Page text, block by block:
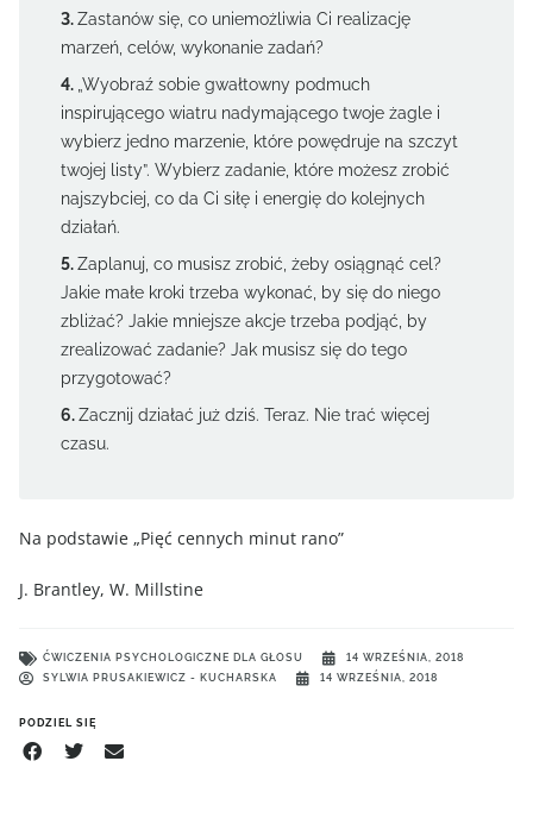
Zastanów się, co uniemożliwia Ci realizację
marzeń, celów, wykonanie zadań?
„Wyobraź sobie gwałtowny podmuch
inspirującego wiatru nadymającego twoje żagle i
wybierz jedno marzenie, które powędruje na szczyt
twojej listy”. Wybierz zadanie, które możesz zrobić
najszybciej, co da Ci siłę i energię do kolejnych
działań.
Zaplanuj, co musisz zrobić, żeby osiągnąć cel?
Jakie małe kroki trzeba wykonać, by się do niego
zbliżać? Jakie mniejsze akcje trzeba podjąć, by
zrealizować zadanie? Jak musisz się do tego
przygotować?
Zacznij działać już dziś. Teraz. Nie trać więcej
czasu.
Na podstawie „Pięć cennych minut rano”
J. Brantley, W. Millstine
ĆWICZENIA PSYCHOLOGICZNE DLA GŁOSU
14 WRZEŚNIA, 2018
SYLWIA PRUSAKIEWICZ - KUCHARSKA
14 WRZEŚNIA, 2018
PODZIEL SIĘ